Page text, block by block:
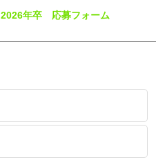
2026年卒 応募フォーム